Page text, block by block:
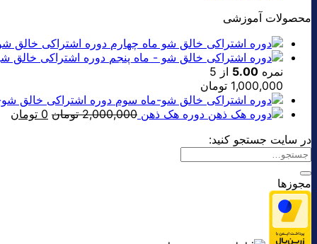
محصولات آموزشی
دوره اشتراکی خالق
دوره اشتراکی خالق
نمره 5.00 از 5
1,000,000 تومان
دوره اشتراکی خالق
دوره هک ذهن 2,000,000 تومان قیمت
0 تومان
در سایت جستجو کنید:
مجوزها